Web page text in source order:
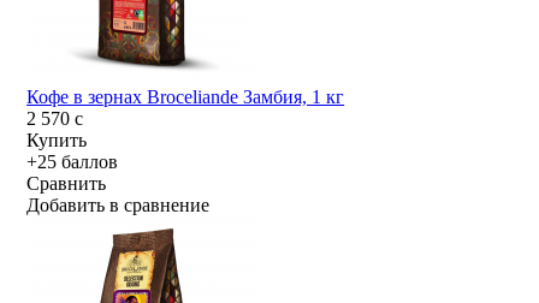
Кофе в зернах Broceliande Замбия, 1 кг
2 570c
Купить
+25 баллов
Сравнить
Добавить в сравнение